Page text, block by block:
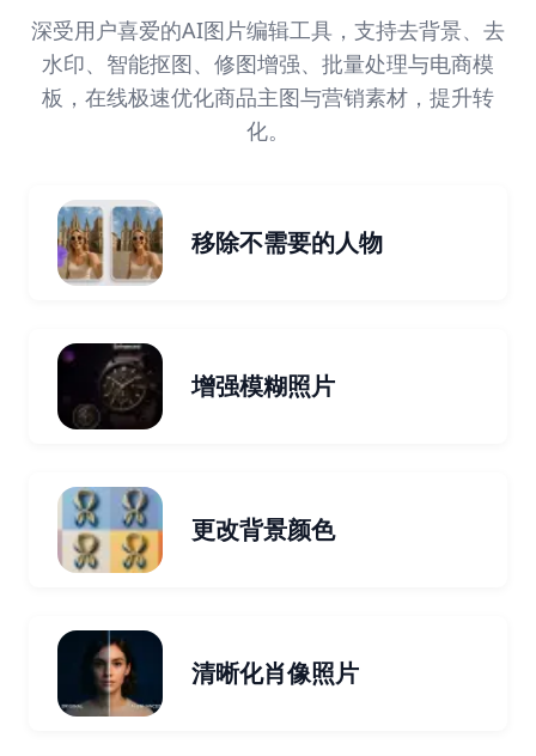
深受用户喜爱的AI图片编辑工具，支持去背景、去
水印、智能抠图、修图增强、批量处理与电商模
板，在线极速优化商品主图与营销素材，提升转
化。
移除不需要的人物
增强模糊照片
更改背景颜色
清晰化肖像照片